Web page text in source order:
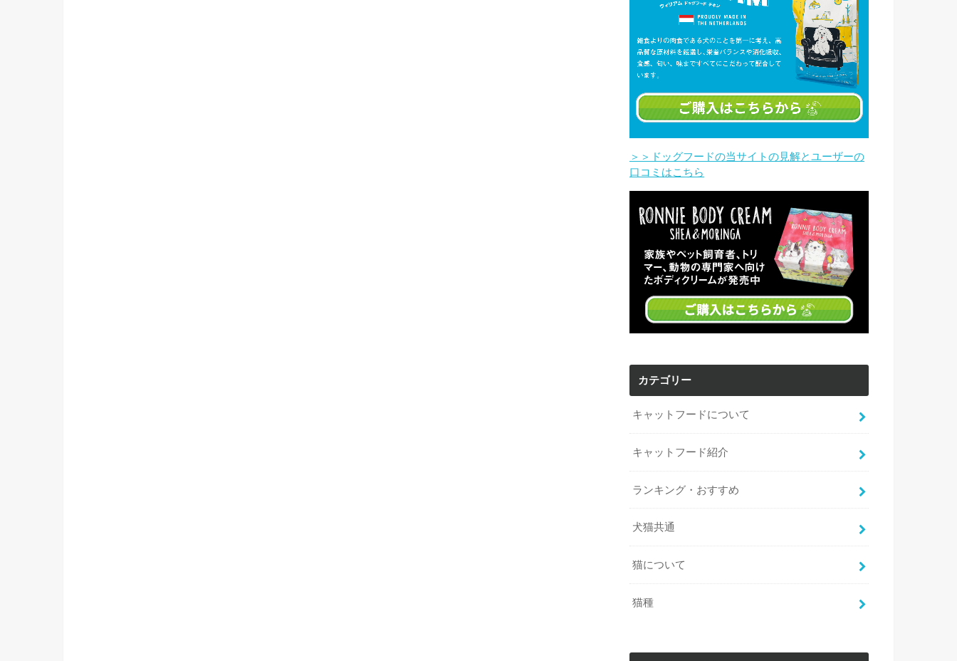
＞＞ドッグフードの当サイトの見解とユーザーの
口コミはこちら
カテゴリー
キャットフードについて
キャットフード紹介
ランキング・おすすめ
犬猫共通
猫について
猫種